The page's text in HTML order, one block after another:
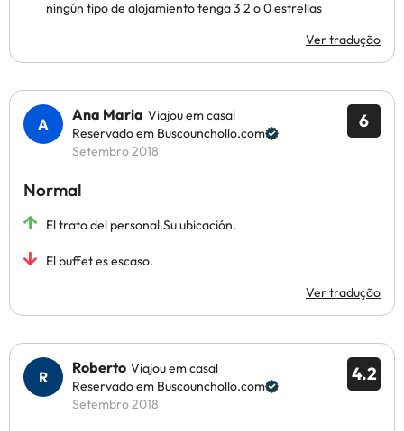
ningún tipo de alojamiento tenga 3 2 o 0 estrellas
Ver tradução
6
Ana Maria Viajou em casal
Reservado em Buscounchollo.com
Setembro 2018
Normal
El trato del personal.Su ubicación.
El buffet es escaso.
Ver tradução
4.2
Roberto Viajou em casal
Reservado em Buscounchollo.com
Setembro 2018